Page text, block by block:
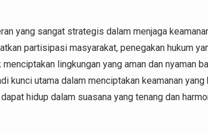
yang sangat strategis dalam menjaga
partisipasi masyarakat, penegakan hukum
lingkungan yang aman dan nyaman
kunci utama dalam menciptakan keamanan yang
hidup dalam suasana yang tenang dan